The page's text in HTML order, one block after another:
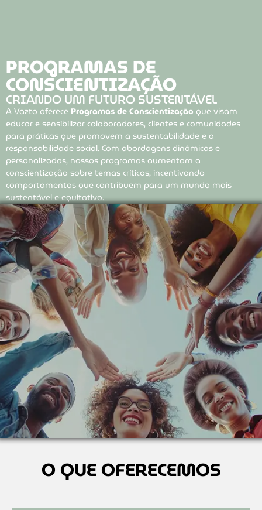
PROGRAMAS DE
CONSCIENTIZAÇÃO
CRIANDO UM FUTURO SUSTENTÁVEL
A Vazto oferece Programas de Conscientização que visam
educar e sensibilizar colaboradores, clientes e comunidades
para práticas que promovem a sustentabilidade e a
responsabilidade social. Com abordagens dinâmicas e
personalizadas, nossos programas aumentam a
conscientização sobre temas críticos, incentivando
comportamentos que contribuem para um mundo mais
sustentável e equitativo.
O QUE OFERECEMOS